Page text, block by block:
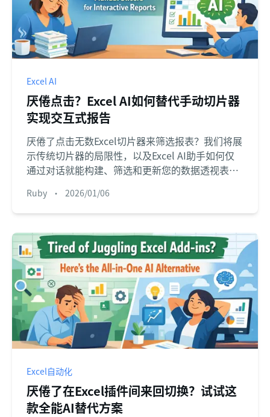
Excel AI
厌倦点击？Excel AI如何替代手动切片器
实现交互式报告
厌倦了点击无数Excel切片器来筛选报表？我们将展
示传统切片器的局限性，以及Excel AI助手如何仅
通过对话就能构建、筛选和更新您的数据透视表与
Ruby • 2026/01/06
Excel自动化
厌倦了在Excel插件间来回切换？试试这
款全能AI替代方案